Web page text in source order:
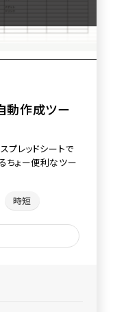
動作成ツー
プレッドシートで
ちょー便利なツー
時短